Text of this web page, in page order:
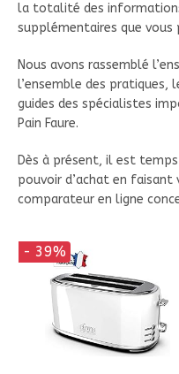
la totalité des
supplémentaires que vous
Nous avons rassemblé
l’ensemble des pratiques,
guides des spécialistes
Pain Faure.
Dès à présent, il est
pouvoir d’achat en faisant
comparateur en ligne
- 39%